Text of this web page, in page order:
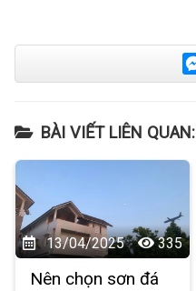
BÀI VIẾT LIÊN QUAN:
13/04/2025 335
Nên chọn sơn đá